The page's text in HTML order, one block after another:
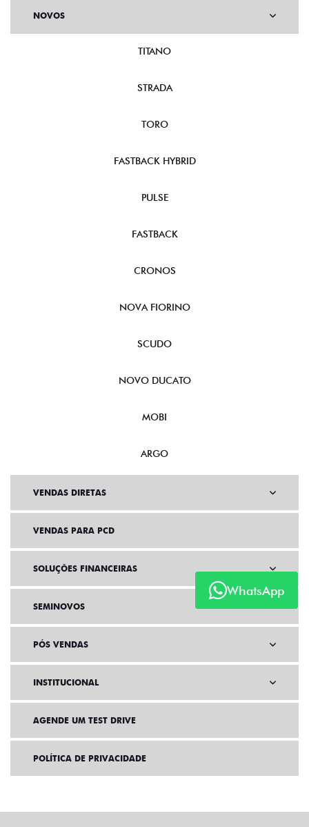
WhatsApp
NOVOS
TITANO
STRADA
TORO
FASTBACK HYBRID
PULSE
FASTBACK
CRONOS
NOVA FIORINO
SCUDO
NOVO DUCATO
MOBI
ARGO
VENDAS DIRETAS
VENDAS PARA PCD
SOLUÇÕES FINANCEIRAS
SEMINOVOS
PÓS VENDAS
INSTITUCIONAL
AGENDE UM TEST DRIVE
POLÍTICA DE PRIVACIDADE